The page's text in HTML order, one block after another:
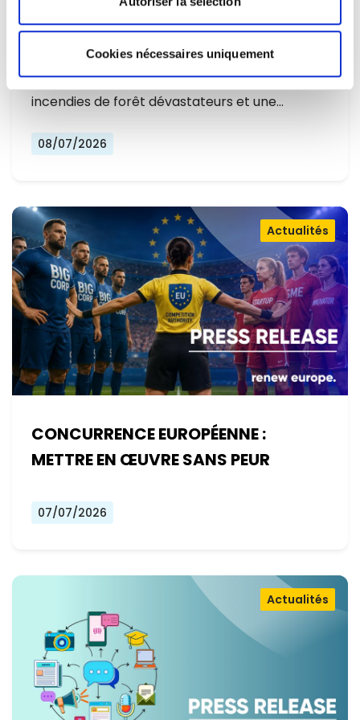
Cookies nécessaires uniquement
L'EUROPE NE PEUT PLUS SE
CONTENTER DE RÉAGIR ET DOIT SE
PRÉPARER
Alors que l'Europe connaît un nouvel été
marqué par des températures record, des
incendies de forêt dévastateurs et une…
08/07/2026
CONCURRENCE EUROPÉENNE :
METTRE EN ŒUVRE SANS PEUR
Actualités
07/07/2026
Actualités